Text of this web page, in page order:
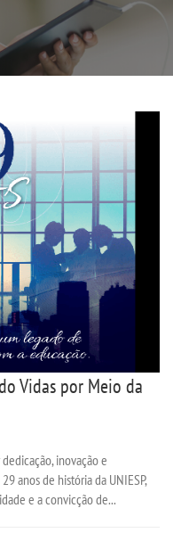
Vidas por Meio da
inovação e
anos de história da UNIESP,
e a convicção de...